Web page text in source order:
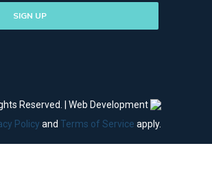
SIGN UP
Reserved. | Web Development
Policy and Terms of Service apply.